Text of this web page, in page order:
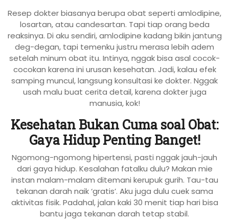
Resep dokter biasanya berupa obat seperti amlodipine,
losartan, atau candesartan. Tapi tiap orang beda
reaksinya. Di aku sendiri, amlodipine kadang bikin jantung
deg-degan, tapi temenku justru merasa lebih adem
setelah minum obat itu. Intinya, nggak bisa asal cocok-
cocokan karena ini urusan kesehatan. Jadi, kalau efek
samping muncul, langsung konsultasi ke dokter. Nggak
usah malu buat cerita detail, karena dokter juga
manusia, kok!
Kesehatan Bukan Cuma soal Obat:
Gaya Hidup Penting Banget!
Ngomong-ngomong hipertensi, pasti nggak jauh-jauh
dari gaya hidup. Kesalahan fatalku dulu? Makan mie
instan malam-malam ditemani kerupuk gurih. Tau-tau
tekanan darah naik ‘gratis’. Aku juga dulu cuek sama
aktivitas fisik. Padahal, jalan kaki 30 menit tiap hari bisa
bantu jaga tekanan darah tetap stabil.